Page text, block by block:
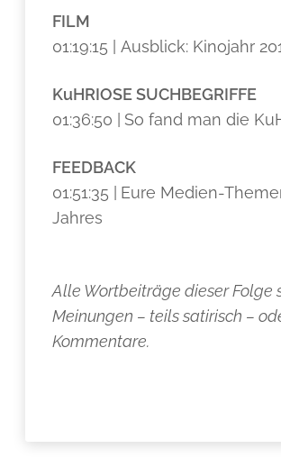
FILM
01:19:15 | Ausblick: Kinojahr
KuHRIOSE SUCHBEGRIFFE
01:36:50 |
So fand man die
FEEDBACK
01:51:35 |
Eure Medien-
Jahres
Alle Wortbeiträge dieser Folge
Meinungen – teils satirisch –
Kommentare.